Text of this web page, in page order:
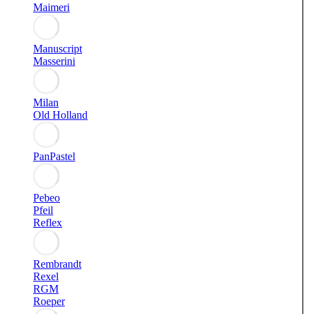
Maimeri
Manuscript
Masserini
Milan
Old Holland
PanPastel
Pebeo
Pfeil
Reflex
Rembrandt
Rexel
RGM
Roeper